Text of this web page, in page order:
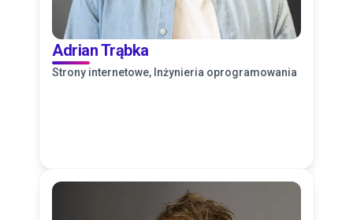
Adrian Trąbka
Strony internetowe, Inżynieria oprogramowania